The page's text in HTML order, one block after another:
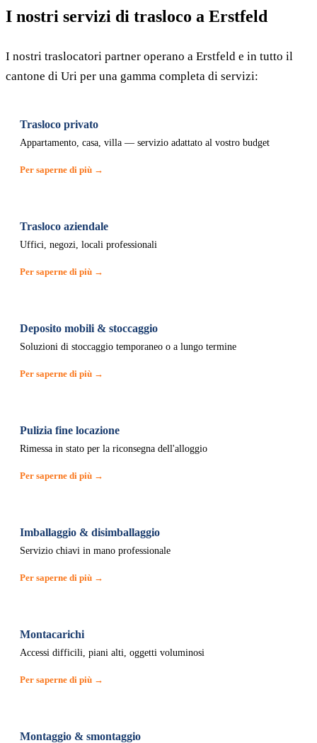
I nostri servizi di trasloco a Erstfeld
I nostri traslocatori partner operano a Erstfeld e in tutto il
cantone di Uri per una gamma completa di servizi:
Trasloco privato
Appartamento, casa, villa — servizio adattato al vostro budget
Per saperne di più →
Trasloco aziendale
Uffici, negozi, locali professionali
Per saperne di più →
Deposito mobili & stoccaggio
Soluzioni di stoccaggio temporaneo o a lungo termine
Per saperne di più →
Pulizia fine locazione
Rimessa in stato per la riconsegna dell'alloggio
Per saperne di più →
Imballaggio & disimballaggio
Servizio chiavi in mano professionale
Per saperne di più →
Montacarichi
Accessi difficili, piani alti, oggetti voluminosi
Per saperne di più →
Montaggio & smontaggio